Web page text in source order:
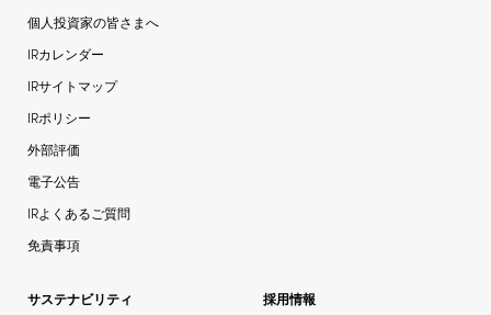
個人投資家の皆さまへ
IRカレンダー
IRサイトマップ
IRポリシー
外部評価
電子公告
IRよくあるご質問
免責事項
サステナビリティ
採用情報